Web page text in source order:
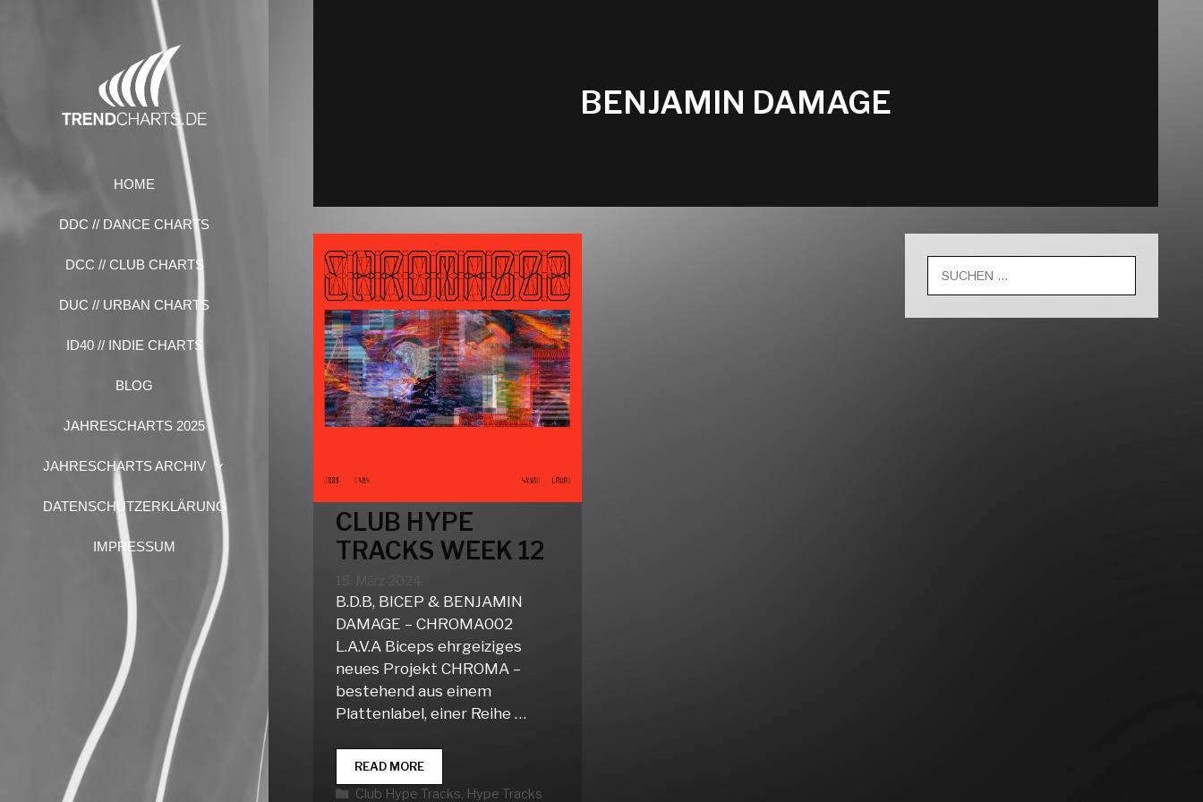
HOME
DDC // DANCE CHARTS
DCC // CLUB CHARTS
DUC // URBAN CHARTS
ID40 // INDIE CHARTS
BLOG
JAHRESCHARTS 2025
JAHRESCHARTS ARCHIV
DATENSCHUTZERKLÄRUNG
IMPRESSUM
BENJAMIN DAMAGE
CLUB HYPE
TRACKS WEEK 12
B.D.B, BICEP & BENJAMIN
DAMAGE – CHROMA002
L.A.V.A Biceps ehrgeiziges
neues Projekt CHROMA –
bestehend aus einem
Plattenlabel, einer Reihe …
READ MORECLUB
HYPE
Kategorien
Club Hype Tracks, Hype Tracks
nach: